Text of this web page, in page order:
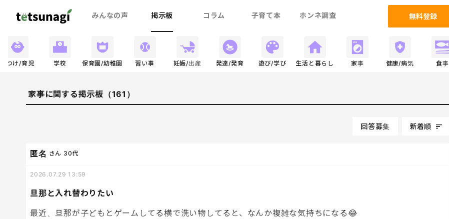
みんなの声 掲示板 コラム 子育て本 ホンネ調査 無料登録
しつけ/育児 学校 保育園/幼稚園 習い事 妊娠/出産 発達/発育 遊び/学び 生活と暮らし 家事 健康/病気 食事
家事に関する掲示板（161）
回答募集 新着順
旦那と入れ替わりたい
匿名 さん 30代
2026.07.29 13:59
最近、旦那が子どもとゲームしてる横で洗い物してると、なんか複雑な気持ちになる😂